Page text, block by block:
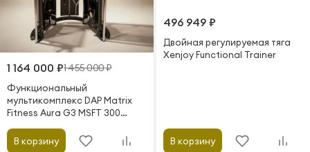
1 164 000 ₽1 455 000 ₽
Функциональный
мультикомплекс DAP Matrix
Fitness Aura G3 MSFT 300
В корзину
496 949 ₽
Двойная регулируемая тяга
Xenjoy Functional Trainer
В корзину